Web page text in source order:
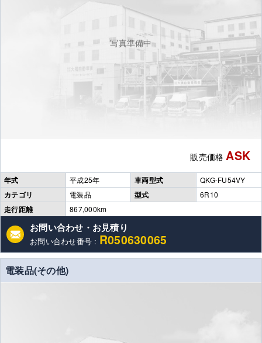
写真準備中
販売価格 ASK
年式 平成25年 車両型式 QKG-FU54VY
カテゴリ 電装品 型式 6R10
走行距離 867,000km
お問い合わせ・お見積り
お問い合わせ番号 : R050630065
電装品(その他)